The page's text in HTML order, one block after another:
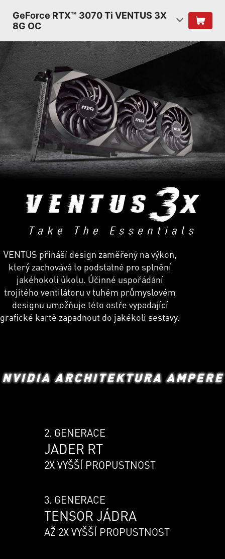
GeForce RTX™ 3070 Ti VENTUS 3X
8G OC
VENTUS přináší design zaměřený na výkon,
který zachovává to podstatné pro splnění
jakéhokoli úkolu. Účinné uspořádání
trojitého ventilátoru v tuhém průmyslovém
designu umožňuje této ostře vypadající
grafické kartě zapadnout do jakékoli sestavy.
NVIDIA ARCHITEKTURA AMPERE
2. GENERACE
JADER RT
2X VYŠŠÍ PROPUSTNOST
3. GENERACE
TENSOR JÁDRA
AŽ 2X VYŠŠÍ PROPUSTNOST